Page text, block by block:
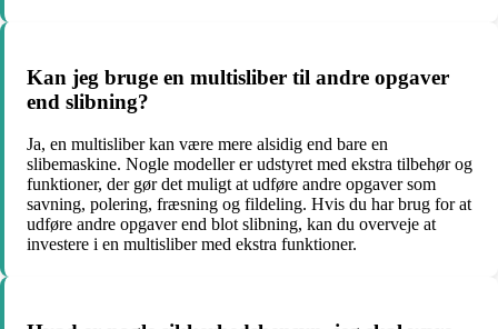
Kan jeg bruge en multisliber til andre opgaver
end slibning?
Ja, en multisliber kan være mere alsidig end bare en
slibemaskine. Nogle modeller er udstyret med ekstra tilbehør og
funktioner, der gør det muligt at udføre andre opgaver som
savning, polering, fræsning og fildeling. Hvis du har brug for at
udføre andre opgaver end blot slibning, kan du overveje at
investere i en multisliber med ekstra funktioner.